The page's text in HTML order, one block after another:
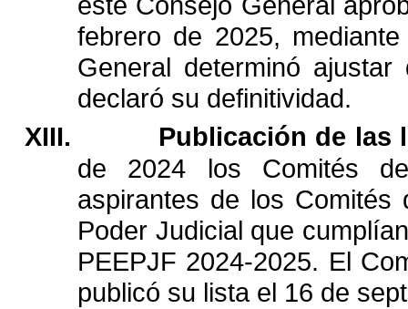
febrero de 2025, mediante
General determinó ajustar
declaró su definitividad.
XIII.
Publicación de las
de
2024 los Comités
aspirantes de los Comités
Poder Judicial que cumplían
PEEPJF 2024-2025. El
publicó su lista el 16 de